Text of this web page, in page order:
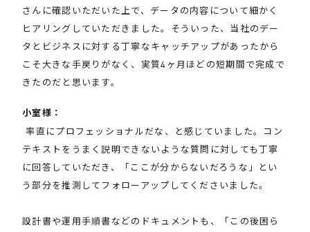
さんに確認いただいた上で、データの内容について細かく
ヒアリングしていただきました。そういった、当社のデー
タとビジネスに対する丁寧なキャッチアップがあったから
こそ大きな手戻りがなく、実質4ヶ月ほどの短期間で完成で
きたのだと思います。
小室様：
率直にプロフェッショナルだな、と感じていました。コン
テキストをうまく説明できないような質問に対しても丁寧
に回答していただき、「ここが分からないだろうな」とい
う部分を推測してフォローアップしてくださいました。
設計書や運用手順書などのドキュメントも、「この後困ら